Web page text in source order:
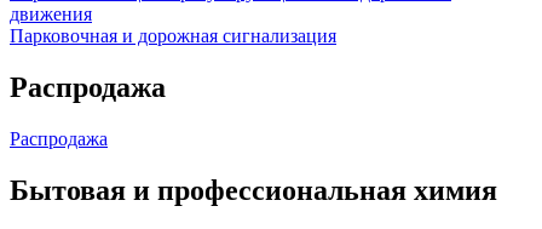
движения
Парковочная и дорожная сигнализация
Распродажа
Распродажа
Бытовая и профессиональная химия